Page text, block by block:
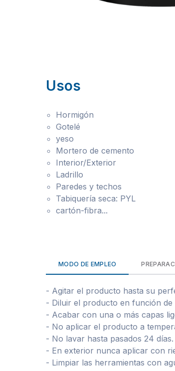
Usos
Hormigón
Gotelé
yeso
Mortero de cemento
Interior/Exterior
Ladrillo
Paredes y techos
Tabiquería seca: PYL
cartón-fibra...
MODO DE EMPLEO
- Agitar el producto hasta su
- Diluir el producto en función
- Acabar con una o más capas
- No aplicar el producto a
- No lavar hasta pasados 24 días.
- En exterior nunca aplicar con
- Limpiar las herramientas con